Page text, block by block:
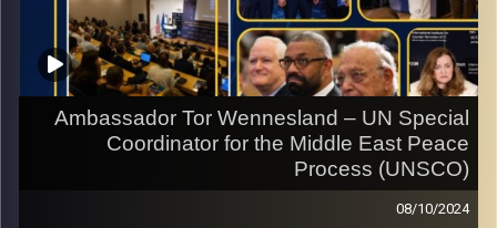
Ambassador Tor Wennesland – UN Special
Coordinator for the Middle East Peace
Process (UNSCO)
08/10/2024